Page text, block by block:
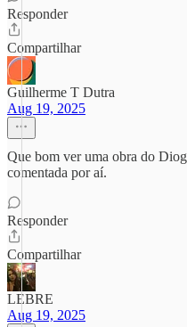
Responder
Compartilhar
Guilherme T Dutra
Aug 19, 2025
Que bom ver uma obra do
comentada por aí.
Responder
Compartilhar
LEBRE
Aug 19, 2025